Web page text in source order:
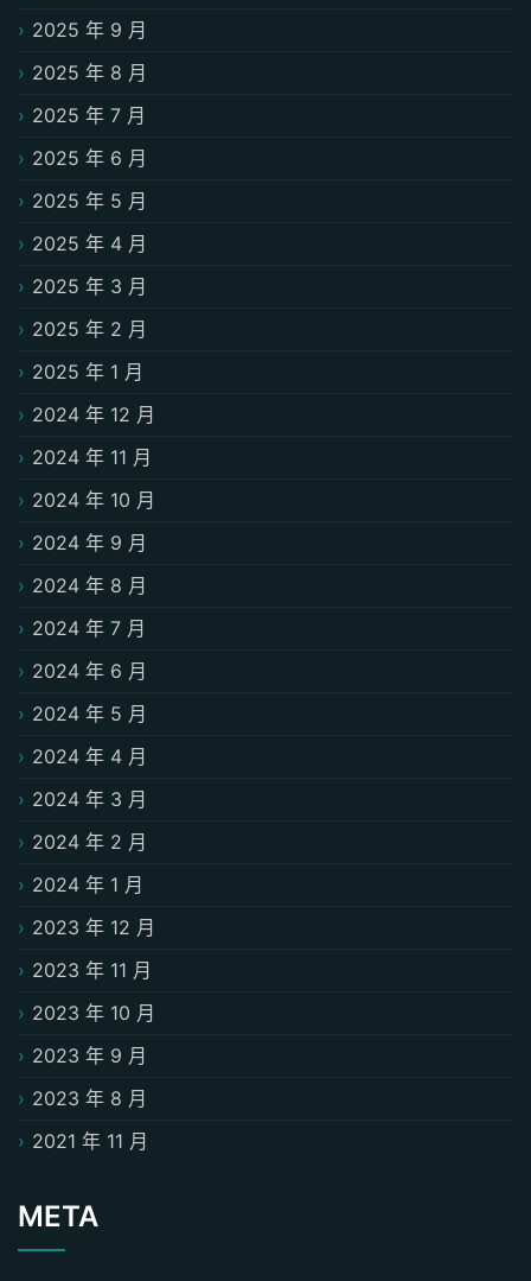
2025 年 9 月
2025 年 8 月
2025 年 7 月
2025 年 6 月
2025 年 5 月
2025 年 4 月
2025 年 3 月
2025 年 2 月
2025 年 1 月
2024 年 12 月
2024 年 11 月
2024 年 10 月
2024 年 9 月
2024 年 8 月
2024 年 7 月
2024 年 6 月
2024 年 5 月
2024 年 4 月
2024 年 3 月
2024 年 2 月
2024 年 1 月
2023 年 12 月
2023 年 11 月
2023 年 10 月
2023 年 9 月
2023 年 8 月
2021 年 11 月
META